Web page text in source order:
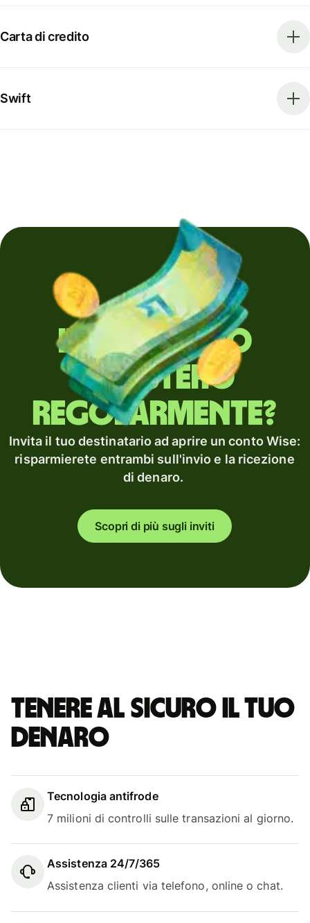
Carta di credito
Swift
Invii denaro
all'estero
regolarmente?
Invita il tuo destinatario ad aprire un conto Wise:
risparmierete entrambi sull'invio e la ricezione
di denaro.
Scopri di più sugli inviti
Tenere al sicuro il tuo
denaro
Tecnologia antifrode
7 milioni di controlli sulle transazioni al giorno.
Assistenza 24/7/365
Assistenza clienti via telefono, online o chat.